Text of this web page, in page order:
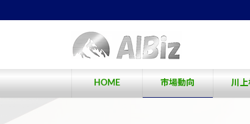
ン
ス
ビ
ン
HOME 市場動向 川上